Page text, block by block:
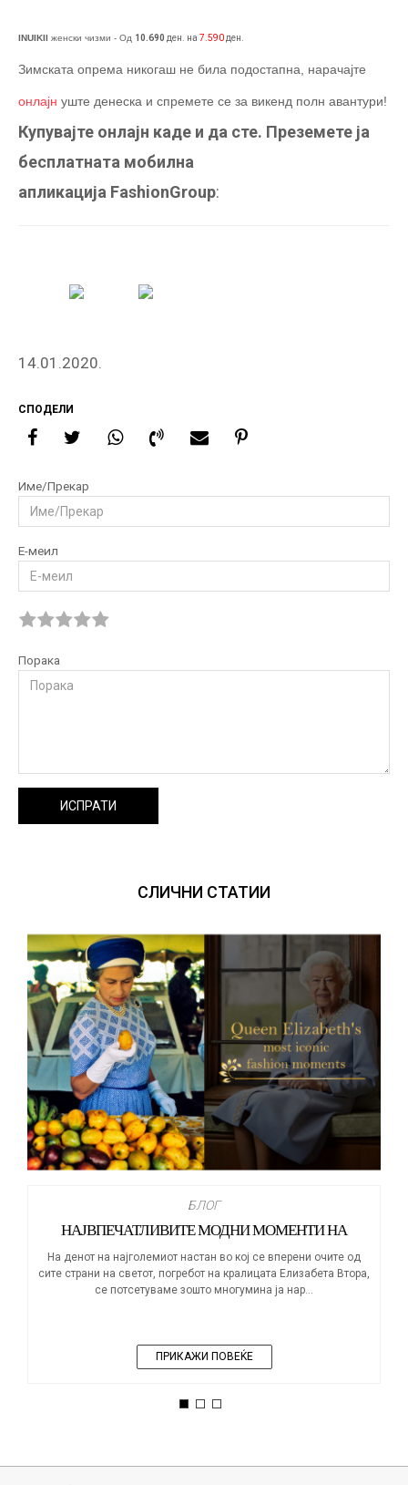
INUIKII женски чизми - Од 10.690 ден. на 7.590ден.
Зимската опрема никогаш не била подостапна, нарачајте
онлајн уште денеска и спремете се за викенд полн авантури!
Купувајте онлајн каде и да сте. Преземете ја
бесплатната мобилна
апликација FashionGroup:
14.01.2020.
СПОДЕЛИ
Име/Прекар
Е-меил
Порака
ИСПРАТИ
СЛИЧНИ СТАТИИ
БЛОГ
НАЈВПЕЧАТЛИВИТЕ МОДНИ МОМЕНТИ НА
КРАЛИЦАТА ЕЛИЗАБЕТА
На денот на најголемиот настан во кој се вперени очите од
сите страни на светот, погребот на кралицата Елизабета Втора,
се потсетуваме зошто многумина ја нар...
ПРИКАЖИ ПОВЕЌЕ
1 2 3